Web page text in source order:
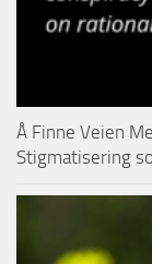
Å Finne Veien
Stigmatisering